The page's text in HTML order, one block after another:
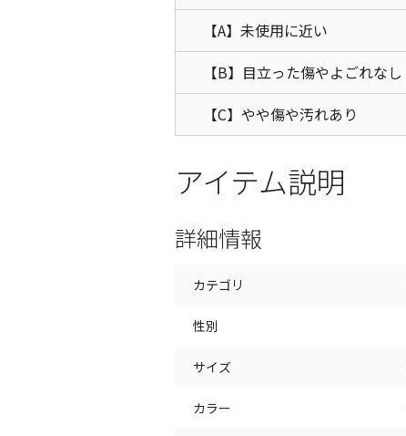
【A】未使用に近い
【B】目立った傷やよごれなし
【C】やや傷や汚れあり
アイテム説明
詳細情報
カテゴリ
性別
サイズ
カラー